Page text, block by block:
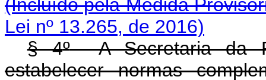
(Incluído pela Medida
Lei nº 13.265, de 2016)
§ 4ºA Secretaria da
estabelecer normas